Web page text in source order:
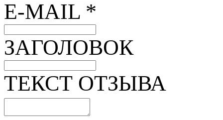
E-MAIL *
ЗАГОЛОВОК
ТЕКСТ ОТЗЫВА